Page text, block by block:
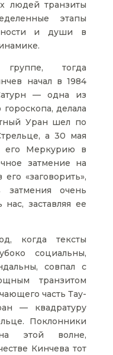
людей транзиты
этапы
и души в
тогда
начал в 1984
— одна из
делала
Уран шел по
а 30 мая
его Меркурию в
затмение на
«заговорить»,
очень
заставляя ее
когда тексты
социальны,
совпал с
транзитом
часть Тау-
— квадратуру
Поклонники
этой волне,
Кинчева тот